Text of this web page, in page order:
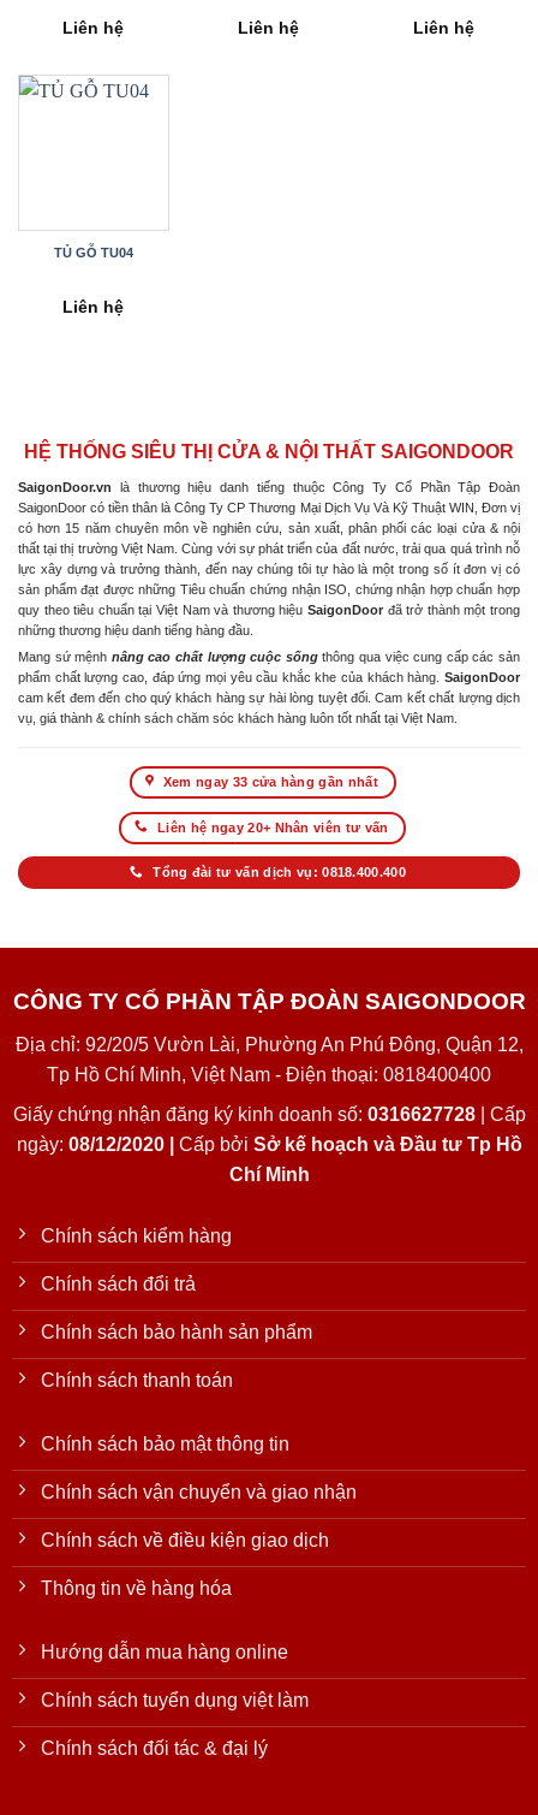
Liên hệ Liên hệ Liên hệ
TỦ GỖ TU04
Liên hệ
HỆ THỐNG SIÊU THỊ CỬA & NỘI THẤT SAIGONDOOR
SaigonDoor.vn là thương hiệu danh tiếng thuộc Công Ty Cổ Phần Tập Đoàn
SaigonDoor có tiền thân là Công Ty CP Thương Mại Dịch Vụ Và Kỹ Thuật WIN, Đơn vị
có hơn 15 năm chuyên môn về nghiên cứu, sản xuất, phân phối các loại cửa & nội
thất tại thị trường Việt Nam. Cùng với sự phát triển của đất nước, trải qua quá trình nỗ
lực xây dựng và trưởng thành, đến nay chúng tôi tự hào là một trong số ít đơn vị có
sản phẩm đạt được những Tiêu chuẩn chứng nhận ISO, chứng nhận hợp chuẩn hợp
quy theo tiêu chuẩn tại Việt Nam và thương hiệu SaigonDoor đã trở thành một trong
những thương hiệu danh tiếng hàng đầu.
Mang sứ mệnh nâng cao chất lượng cuộc sốngthông qua việc cung cấp các sản
phẩm chất lượng cao, đáp ứng mọi yêu cầu khắc khe của khách hàng. SaigonDoor
cam kết đem đến cho quý khách hàng sự hài lòng tuyệt đối. Cam kết chất lượng dịch
vụ, giá thành & chính sách chăm sóc khách hàng luôn tốt nhất tại Việt Nam.
Xem ngay 33 cửa hàng gần nhất
Liên hệ ngay 20+ Nhân viên tư vấn
Tổng đài tư vấn dịch vụ: 0818.400.400
CÔNG TY CỔ PHẦN TẬP ĐOÀN SAIGONDOOR
Địa chỉ: 92/20/5 Vườn Lài, Phường An Phú Đông, Quận 12,
Tp Hồ Chí Minh, Việt Nam - Điện thoại: 0818400400
Giấy chứng nhận đăng ký kinh doanh số: 0316627728| Cấp
ngày: 08/12/2020 | Cấp bởi Sở kế hoạch và Đầu tư Tp Hồ
Chí Minh
Chính sách kiểm hàng
Chính sách đổi trả
Chính sách bảo hành sản phẩm
Chính sách thanh toán
Chính sách bảo mật thông tin
Chính sách vận chuyển và giao nhận
Chính sách về điều kiện giao dịch
Thông tin về hàng hóa
Hướng dẫn mua hàng online
Chính sách tuyển dụng việt làm
Chính sách đối tác & đại lý